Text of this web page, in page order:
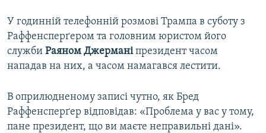
У годинній телефонній розмові Трампа в суботу з
Раффенсперґером та головним юристом його
служби Раяном Джерманіпрезидент часом
нападав на них, а часом намагався лестити.
В оприлюдненому записі чутно, як Бред
Раффенсперґер відповідав: «Проблема у вас у тому,
пане президент, що ви маєте неправильні дані».